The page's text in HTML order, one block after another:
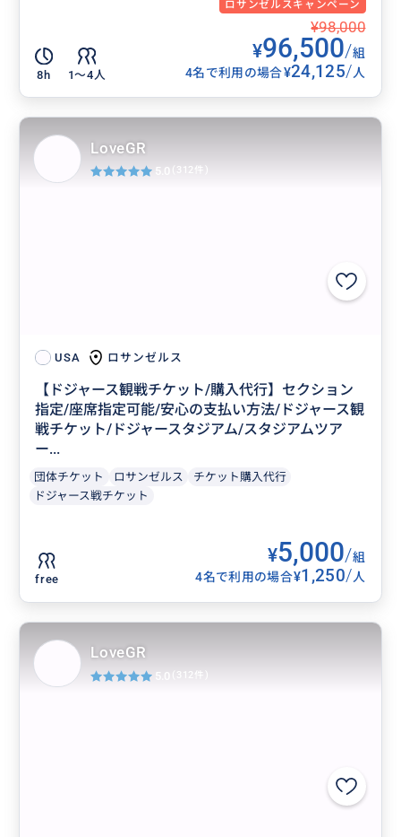
ロサンゼルスキャンペーン
8h 1〜4人
¥98,000
¥96,500/組
4名で利用の場合¥24,125/人
USA ロサンゼルス
【ドジャース観戦チケット/購入代行】セクション
指定/座席指定可能/安心の支払い方法/ドジャース観
戦チケット/ドジャースタジアム/スタジアムツア
ー...
団体チケット ロサンゼルス
チケット購入代行
ドジャース戦チケット
free
¥5,000/組
4名で利用の場合¥1,250/人
LoveGR
5.0 (312件)
LoveGR
5.0 (312件)